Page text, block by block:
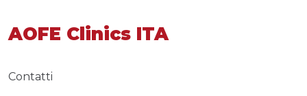
AOFE Clinics ITA
Contatti